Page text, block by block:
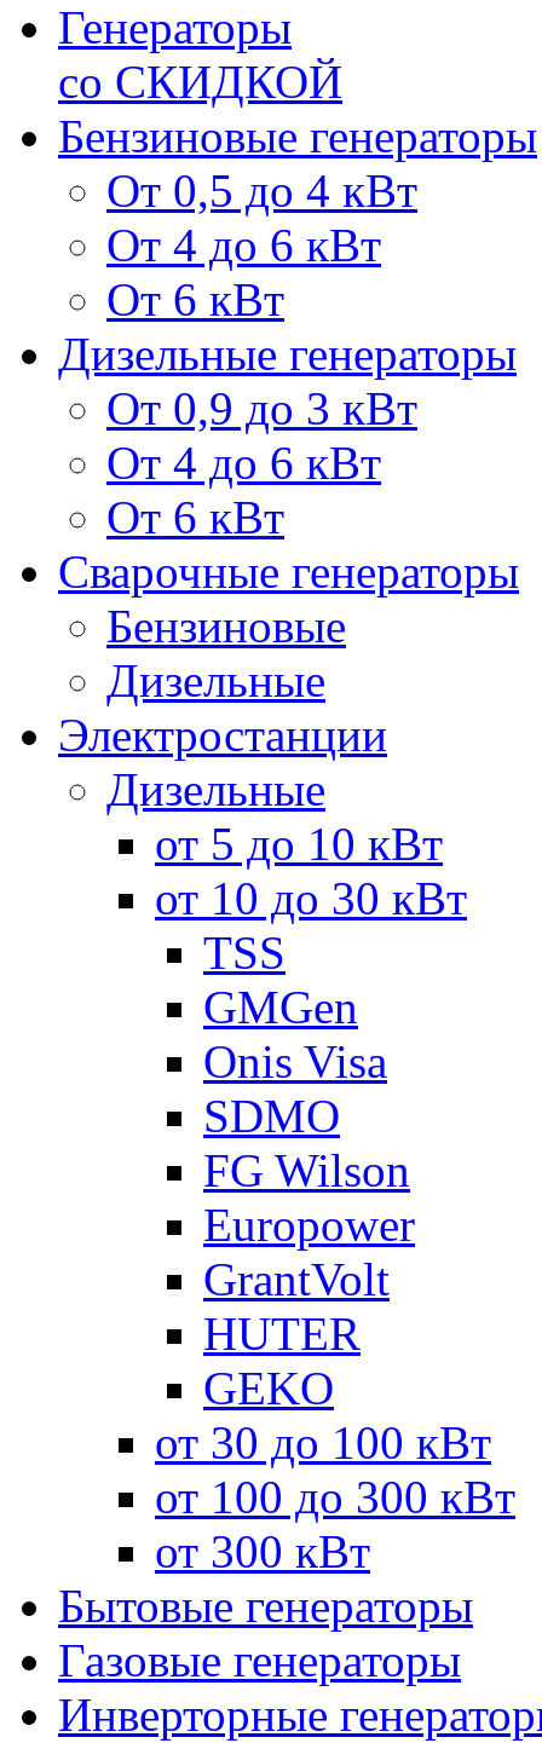
Генераторы
со СКИДКОЙ
Бензиновые генераторы
От 0,5 до 4 кВт
От 4 до 6 кВт
От 6 кВт
Дизельные генераторы
От 0,9 до 3 кВт
От 4 до 6 кВт
От 6 кВт
Сварочные генераторы
Бензиновые
Дизельные
Электростанции
Дизельные
от 5 до 10 кВт
от 10 до 30 кВт
TSS
GMGen
Onis Visa
SDMO
FG Wilson
Europower
GrantVolt
HUTER
GEKO
от 30 до 100 кВт
от 100 до 300 кВт
от 300 кВт
Бытовые генераторы
Газовые генераторы
Инверторные